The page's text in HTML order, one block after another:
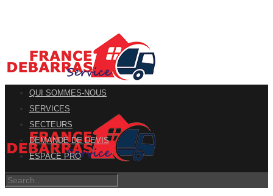
QUI SOMMES-NOUS
SERVICES
SECTEURS
DEMANDE DE DEVIS
ESPACE PRO